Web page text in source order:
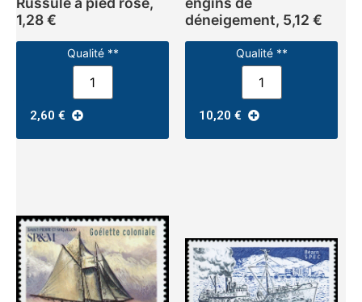
1,28 €
Qualité **
2,60 €
déneigement, 5,12 €
Qualité **
10,20 €